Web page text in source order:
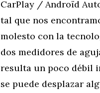
CarPlay / Androïd
tal que nos
molesto con la
dos medidores de
resulta un poco débil
se puede desplazar